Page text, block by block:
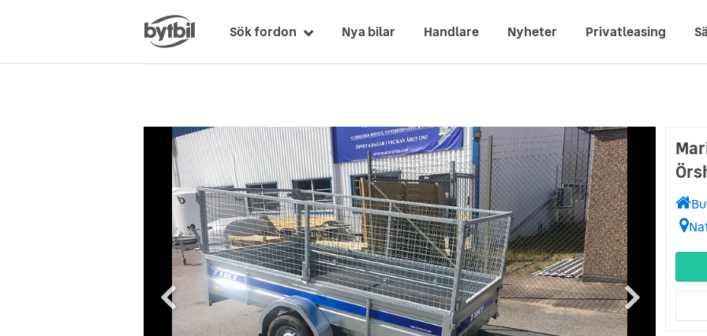
Sök fordon Nya bilar Handlare Nyheter Privatleasing